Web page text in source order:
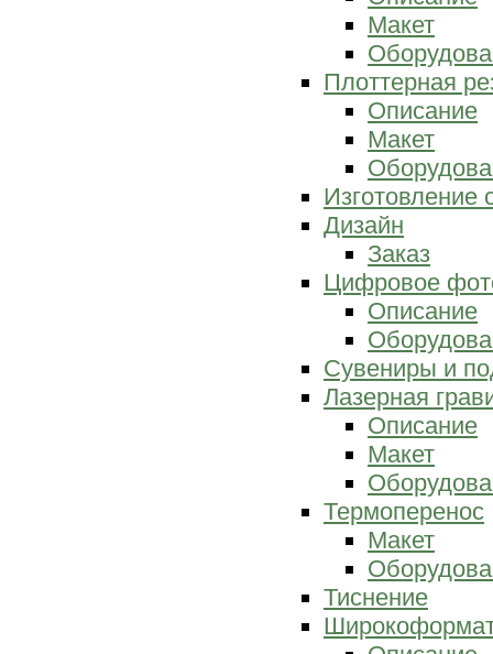
Макет
Плоттерная
Описание
Макет
Изготовление
Дизайн
Заказ
Цифровое
Описание
Сувениры и
Лазерная
Описание
Макет
Термоперенос
Макет
Тиснение